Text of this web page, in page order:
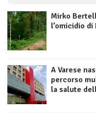
Mirko
l’omicidio di
A Varese
percorso
la salute